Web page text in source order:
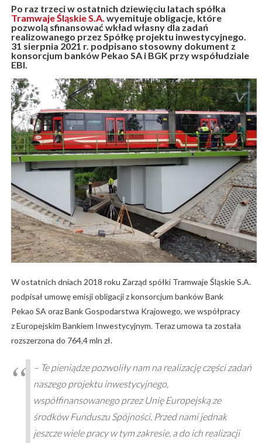
Po raz trzeci w ostatnich dziewięciu latach spółka
Tramwaje Śląskie S.A. wyemituje obligacje, które
pozwolą sfinansować wkład własny dla zadań
realizowanego przez Spółkę projektu inwestycyjnego.
31 sierpnia 2021 r. podpisano stosowny dokument z
konsorcjum banków Pekao SA i BGK przy współudziale
EBI.
W ostatnich dniach 2018 roku Zarząd spółki Tramwaje Śląskie S.A.
podpisał umowę emisji obligacji z konsorcjum banków Bank
Pekao SA oraz Bank Gospodarstwa Krajowego, we współpracy
z Europejskim Bankiem Inwestycyjnym. Teraz umowa ta została
rozszerzona do 764,4 mln zł.
– Te pieniądze pozwoliły nam na realizację części zadań
naszego projektu inwestycyjnego,
współfinansowanego przez Unię Europejską ze
środków Funduszu Spójności. Przed nami jednak
jeszcze wiele pracy w tym zakresie, a do ich realizacji